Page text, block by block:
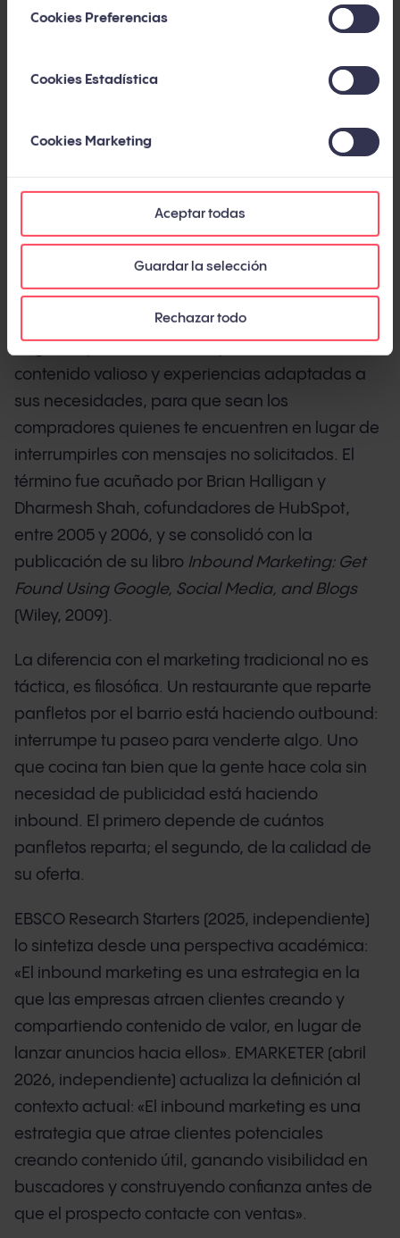
Cookies Preferencias
Cookies Estadística
Cookies Marketing
Aceptar todas
Guardar la selección
Rechazar todo
las reglas de hace dos generaciones.
actualizada: qué es el inbound marketing hoy,
metodología, métricas y herramientas necesitas,
independientes y de nuestra experiencia en más
de 450 proyectos a lo largo de 14 años.
Qué es el inbound marketing
El inbound marketing es una metodología de
contenido valioso y experiencias adaptadas a
sus necesidades, para que sean los
compradores quienes te encuentren en lugar de
interrumpirles con mensajes no solicitados. El
término fue acuñado por Brian Halligan y
Dharmesh Shah, cofundadores de HubSpot,
entre 2005 y 2006, y se consolidó con la
publicación de su libro Inbound Marketing: Get
Found Using Google, Social Media, and Blogs
(Wiley, 2009).
La diferencia con el marketing tradicional no es
táctica, es filosófica. Un restaurante que reparte
panfletos por el barrio está haciendo outbound:
interrumpe tu paseo para venderte algo. Uno
que cocina tan bien que la gente hace cola sin
necesidad de publicidad está haciendo
inbound. El primero depende de cuántos
panfletos reparta; el segundo, de la calidad de
su oferta.
EBSCO Research Starters (2025, independiente)
lo sintetiza desde una perspectiva académica:
«El inbound marketing es una estrategia en la
que las empresas atraen clientes creando y
compartiendo contenido de valor, en lugar de
lanzar anuncios hacia ellos». EMARKETER (abril
2026, independiente) actualiza la definición al
contexto actual: «El inbound marketing es una
estrategia que atrae clientes potenciales
creando contenido útil, ganando visibilidad en
buscadores y construyendo confianza antes de
que el prospecto contacte con ventas».